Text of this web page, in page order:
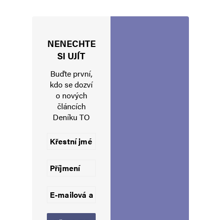
Uložit do prohlížeče jméno, e-mail a webovou stránku pro budoucí
Informujte mě o nových komentářích e-mailem.
Alternative:
NENECHTE
SI UJÍT
Buďte první,
kdo se dozví
o nových
článcích
Deníku TO